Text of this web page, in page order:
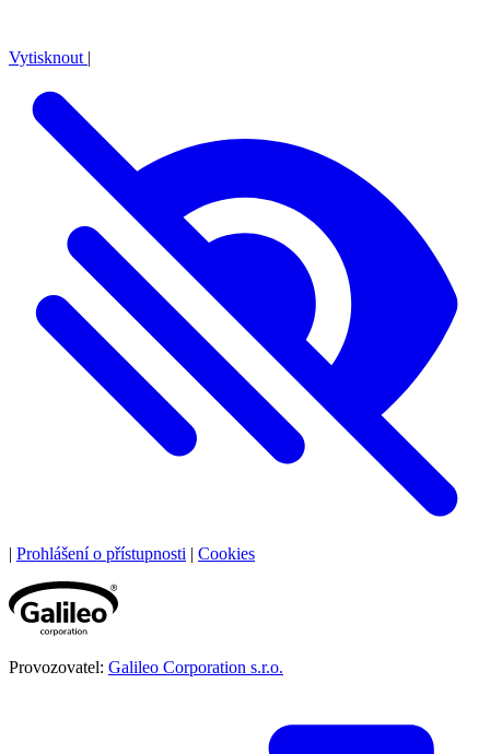
Vytisknout |
| Prohlášení o přístupnosti | Cookies
Provozovatel: Galileo Corporation s.r.o.